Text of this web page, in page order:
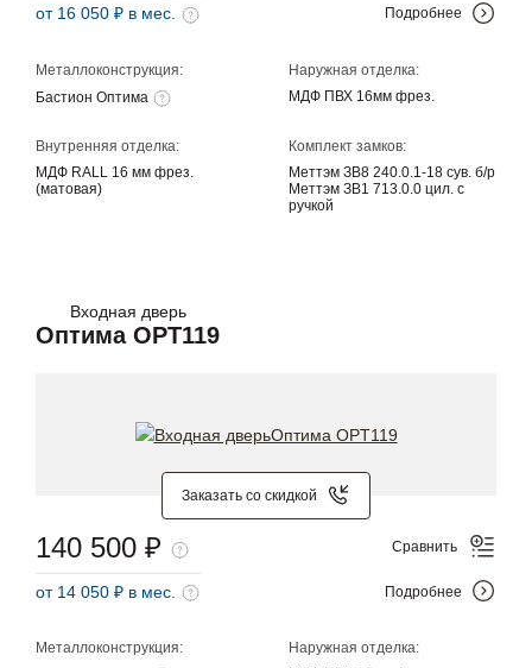
Металлоконструкция:
Бастион Оптима
Наружная отделка:
МДФ ПВХ 16мм фрез.
Внутренняя отделка:
МДФ RALL 16 мм фрез.
(матовая)
Комплект замков:
Меттэм ЗВ8 240.0.1-18 сув. б/р
Меттэм ЗВ1 713.0.0 цил. с
ручкой
от 16 050 ₽ в мес. Подробнее
Входная дверь
Оптима OPT119
Заказать со скидкой
Металлоконструкция:
Наружная отделка:
140 500 ₽
от 14 050 ₽ в мес.
Сравнить
Подробнее